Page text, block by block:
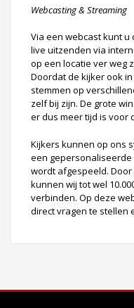
Webcasting & Streaming
Via een webcast kunt
live uitzenden via
op een locatie ver weg
Doordat de kijker ook
stemmen op
zelf bij zijn. De grote
er dus meer tijd is voor
Kijkers kunnen op ons
een
wordt afgespeeld.
kunnen wij tot wel
verbinden. Op deze
direct vragen te stellen